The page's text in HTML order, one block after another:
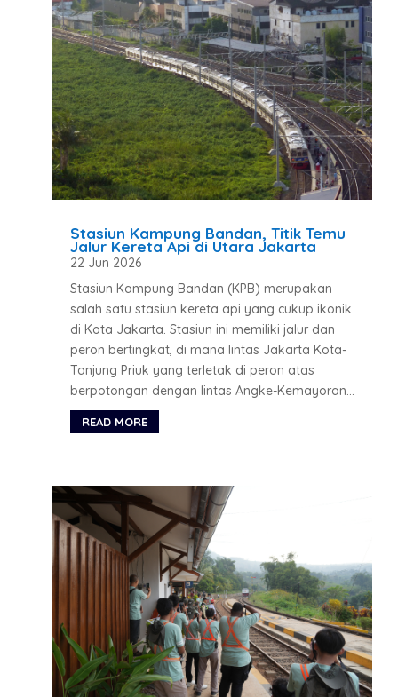
Stasiun Kampung Bandan, Titik Temu
Jalur Kereta Api di Utara Jakarta
22 Jun 2026
Stasiun Kampung Bandan (KPB) merupakan
salah satu stasiun kereta api yang cukup ikonik
di Kota Jakarta. Stasiun ini memiliki jalur dan
peron bertingkat, di mana lintas Jakarta Kota-
Tanjung Priuk yang terletak di peron atas
berpotongan dengan lintas Angke-Kemayoran...
READ MORE